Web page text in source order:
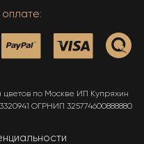
цветов по Москве ИП Купряхин
ОГРНИП 325774600888880